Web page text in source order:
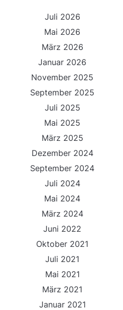
Juli 2026
Mai 2026
März 2026
Januar 2026
November 2025
September 2025
Juli 2025
Mai 2025
März 2025
Dezember 2024
September 2024
Juli 2024
Mai 2024
März 2024
Juni 2022
Oktober 2021
Juli 2021
Mai 2021
März 2021
Januar 2021